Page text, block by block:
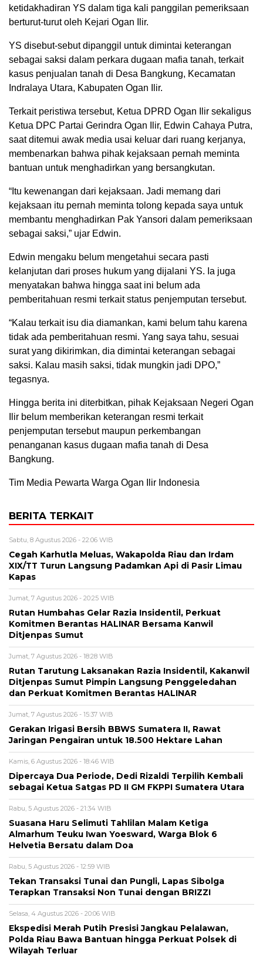
ketidakhadiran YS dalam tiga kali panggilan pemeriksaan
berturut-turut oleh Kejari Ogan Ilir.
YS disebut-sebut dipanggil untuk dimintai keterangan
sebagai saksi dalam perkara dugaan mafia tanah, terkait
kasus penjualan tanah di Desa Bangkung, Kecamatan
Indralaya Utara, Kabupaten Ogan Ilir.
Terkait peristiwa tersebut, Ketua DPRD Ogan Ilir sekaligus
Ketua DPC Partai Gerindra Ogan Ilir, Edwin Cahaya Putra,
saat ditemui awak media usai keluar dari ruang kerjanya,
membenarkan bahwa pihak kejaksaan pernah meminta
bantuan untuk menghadirkan yang bersangkutan.
“Itu kewenangan dari kejaksaan. Jadi memang dari
kejaksaan itu pernah meminta tolong kepada saya untuk
membantu menghadirkan Pak Yansori dalam pemeriksaan
sebagai saksi,” ujar Edwin.
Edwin mengaku belum mengetahui secara pasti
kelanjutan dari proses hukum yang dijalani YS. Ia juga
menyatakan bahwa hingga saat ini belum ada
pemberitahuan resmi terkait status penjemputan tersebut.
“Kalau terkait isu dia diamankan, kami belum tahu karena
tidak ada pemberitahuan resmi. Yang saya tahu, sesuai
surat yang dikirimkan, dia dimintai keterangan sebagai
saksi. Kalau masih saksi, tidak mungkin jadi DPO,”
tegasnya.
Hingga berita ini diterbitkan, pihak Kejaksaan Negeri Ogan
Ilir belum memberikan keterangan resmi terkait
penjemputan tersebut maupun perkembangan
penanganan kasus dugaan mafia tanah di Desa
Bangkung.
Tim Media Pewarta Warga Ogan Ilir Indonesia
BERITA TERKAIT
Sabtu, 8 Agustus 2026 - 22:06 WIB
Cegah Karhutla Meluas, Wakapolda Riau dan Irdam
XIX/TT Turun Langsung Padamkan Api di Pasir Limau
Kapas
Jumat, 7 Agustus 2026 - 20:25 WIB
Rutan Humbahas Gelar Razia Insidentil, Perkuat
Komitmen Berantas HALINAR Bersama Kanwil
Ditjenpas Sumut
Jumat, 7 Agustus 2026 - 18:28 WIB
Rutan Tarutung Laksanakan Razia Insidentil, Kakanwil
Ditjenpas Sumut Pimpin Langsung Penggeledahan
dan Perkuat Komitmen Berantas HALINAR
Jumat, 7 Agustus 2026 - 15:37 WIB
Gerakan Irigasi Bersih BBWS Sumatera II, Rawat
Jaringan Pengairan untuk 18.500 Hektare Lahan
Kamis, 6 Agustus 2026 - 18:46 WIB
Dipercaya Dua Periode, Dedi Rizaldi Terpilih Kembali
sebagai Ketua Satgas PD II GM FKPPI Sumatera Utara
Rabu, 5 Agustus 2026 - 21:34 WIB
Suasana Haru Selimuti Tahlilan Malam Ketiga
Almarhum Teuku Iwan Yoesward, Warga Blok 6
Helvetia Bersatu dalam Doa
Rabu, 5 Agustus 2026 - 12:59 WIB
Tekan Transaksi Tunai dan Pungli, Lapas Sibolga
Terapkan Transaksi Non Tunai dengan BRIZZI
Selasa, 4 Agustus 2026 - 20:06 WIB
Ekspedisi Merah Putih Presisi Jangkau Pelalawan,
Polda Riau Bawa Bantuan hingga Perkuat Polsek di
Wilayah Terluar